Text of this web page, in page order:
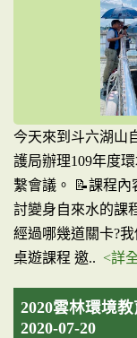
今天來到斗六湖山
護局辦理109年度
繫會議。 📝課程
討變身自來水的課
經過哪幾道關卡?
桌遊課程 邀.. <詳
2020雲林環境
2020-07-20